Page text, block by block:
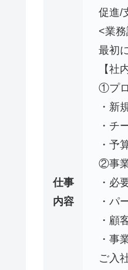
仕事
内容
促進/
<業
最初
【社
①プ
・新
・チ
・予
②事
・必
・パ
・顧
・事
ご入